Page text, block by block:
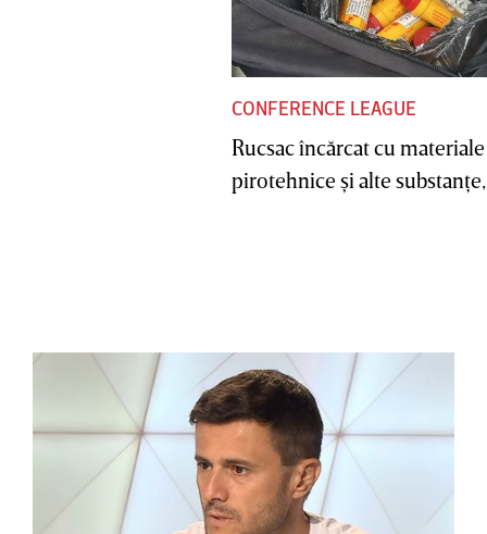
CONFERENCE LEAGUE
Rucsac încărcat cu materiale
pirotehnice şi alte substanţe,